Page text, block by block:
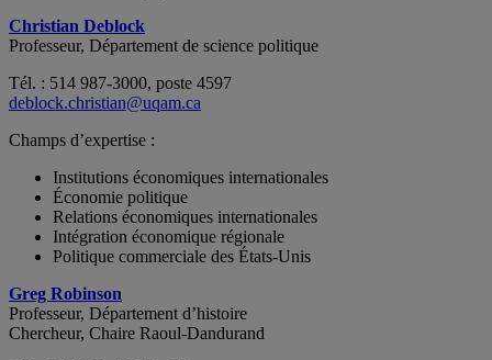
Christian Deblock
Professeur, Département de science politique
Tél. : 514 987-3000, poste 4597
deblock.christian@uqam.ca
Champs d’expertise :
Institutions économiques internationales
Économie politique
Relations économiques internationales
Intégration économique régionale
Politique commerciale des États-Unis
Greg Robinson
Professeur, Département d’histoire
Chercheur, Chaire Raoul-Dandurand